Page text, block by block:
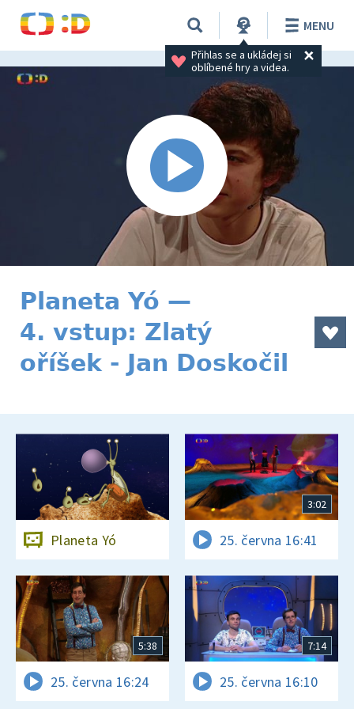
Přihlas se a ukládej si
oblíbené hry a videa.
MENU
Planeta Yó —
4. vstup: Zlatý
oříšek - Jan Doskočil
Planeta Yó
3:02
25. června 16:41
5:38
25. června 16:24
7:14
25. června 16:10